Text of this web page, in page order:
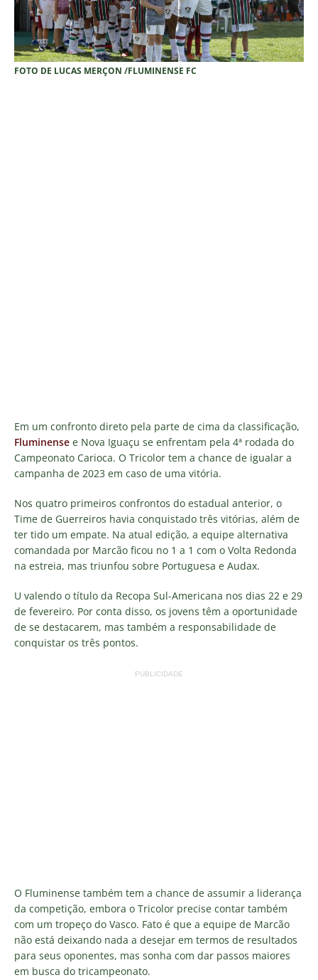
FOTO DE LUCAS MERÇON /FLUMINENSE FC
Em um confronto direto pela parte de cima da classificação,
Fluminense e Nova Iguaçu se enfrentam pela 4ª rodada do
Campeonato Carioca. O Tricolor tem a chance de igualar a
campanha de 2023 em caso de uma vitória.
Nos quatro primeiros confrontos do estadual anterior, o
Time de Guerreiros havia conquistado três vitórias, além de
ter tido um empate. Na atual edição, a equipe alternativa
comandada por Marcão ficou no 1 a 1 com o Volta Redonda
na estreia, mas triunfou sobre Portuguesa e Audax.
U valendo o título da Recopa Sul-Americana nos dias 22 e 29
de fevereiro. Por conta disso, os jovens têm a oportunidade
de se destacarem, mas também a responsabilidade de
conquistar os três pontos.
PUBLICIDADE
O Fluminense também tem a chance de assumir a liderança
da competição, embora o Tricolor precise contar também
com um tropeço do Vasco. Fato é que a equipe de Marcão
não está deixando nada a desejar em termos de resultados
para seus oponentes, mas sonha com dar passos maiores
em busca do tricampeonato.